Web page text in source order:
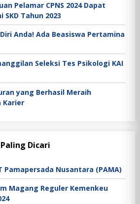
Pelamar CPNS 2024 Dapat
Tahun 2023
Anda! Ada Beasiswa Pertamina
Seleksi Tes Psikologi KAI
yang Berhasil Meraih
Karier
Dicari
Pamapersada Nusantara (PAMA)
Magang Reguler Kemenkeu